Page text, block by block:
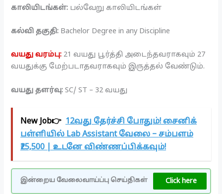
காலியிடங்கள்: பல்வேறு காலியிடங்கள்
கல்வி தகுதி: Bachelor Degree in any Discipline
வயது வரம்பு: 21 வயது பூர்த்தி அடைந்தவராகவும் 27
வயதுக்கு மேற்படாதவராகவும் இருத்தல் வேண்டும்.
வயது தளர்வு:SC/ ST – 32 வயது
New Job👉 12வது தேர்ச்சி போதும்! சைனிக்
பள்ளியில் Lab Assistant வேலை – சம்பளம்
₹25,500 | உடனே விண்ணப்பிக்கவும்!
இன்றைய வேலைவாய்ப்பு செய்திகள் Click here